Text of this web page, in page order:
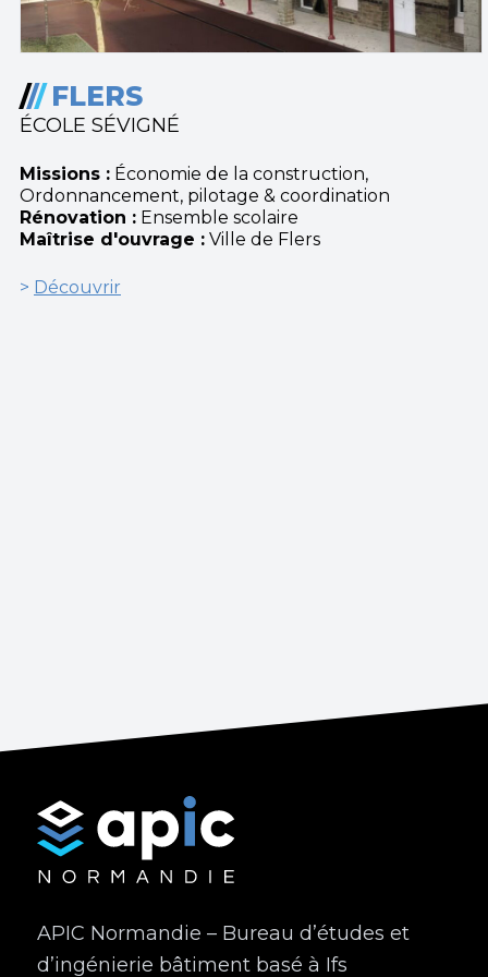
/// FLERS
ÉCOLE SÉVIGNÉ
Missions : Économie de la construction,
Ordonnancement, pilotage & coordination
Rénovation : Ensemble scolaire
Maîtrise d'ouvrage : Ville de Flers
> Découvrir
APIC Normandie – Bureau d’études et
d’ingénierie bâtiment basé à Ifs